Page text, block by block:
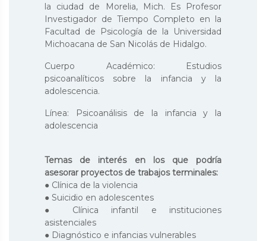
la ciudad de Morelia, Mich. Es Profesor
Investigador de Tiempo Completo en la
Facultad de Psicología de la Universidad
Michoacana de San Nicolás de Hidalgo.
Cuerpo Académico: Estudios
psicoanalíticos sobre la infancia y la
adolescencia.
Línea: Psicoanálisis de la infancia y la
adolescencia
Temas de interés en los que podría
asesorar proyectos de trabajos terminales:
● Clínica de la violencia
● Suicidio en adolescentes
● Clínica infantil e instituciones
asistenciales
● Diagnóstico e infancias vulnerables